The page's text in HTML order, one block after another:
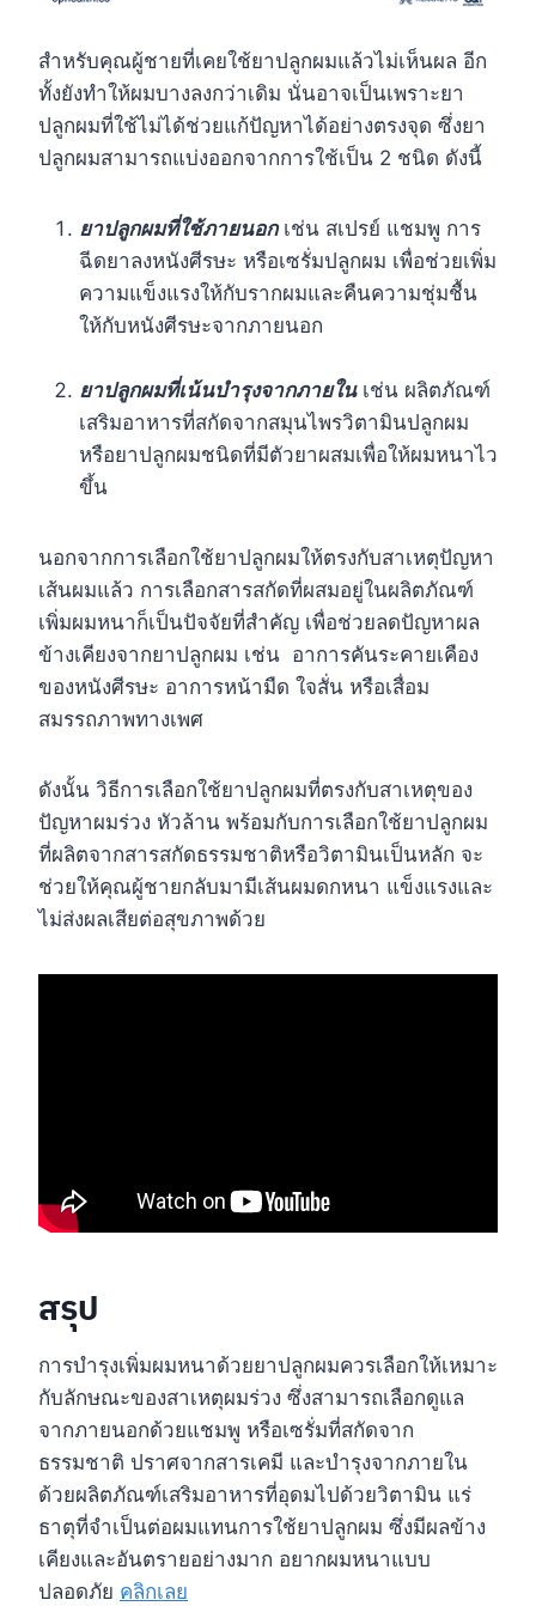
สำหรับคุณผู้ชายที่เคยใช้ยาปลูกผมแล้วไม่เห็นผล อีก
ทั้งยังทำให้ผมบางลงกว่าเดิม นั่นอาจเป็นเพราะยา
ปลูกผมที่ใช้ไม่ได้ช่วยแก้ปัญหาได้อย่างตรงจุด ซึ่งยา
ปลูกผมสามารถแบ่งออกจากการใช้เป็น 2 ชนิด ดังนี้
ยาปลูกผมที่ใช้ภายนอกเช่น สเปรย์ แชมพู การ
ฉีดยาลงหนังศีรษะ หรือเซรั่มปลูกผม เพื่อช่วยเพิ่ม
ความแข็งแรงให้กับรากผมและคืนความชุ่มชื้น
ให้กับหนังศีรษะจากภายนอก
ยาปลูกผมที่เน้นบำรุงจากภายในเช่น ผลิตภัณฑ์
เสริมอาหารที่สกัดจากสมุนไพรวิตามินปลูกผม
หรือยาปลูกผมชนิดที่มีตัวยาผสมเพื่อให้ผมหนาไว
ขึ้น
นอกจากการเลือกใช้ยาปลูกผมให้ตรงกับสาเหตุปัญหา
เส้นผมแล้ว การเลือกสารสกัดที่ผสมอยู่ในผลิตภัณฑ์
เพิ่มผมหนาก็เป็นปัจจัยที่สำคัญ เพื่อช่วยลดปัญหาผล
ข้างเคียงจากยาปลูกผม เช่น อาการคันระคายเคือง
ของหนังศีรษะ อาการหน้ามืด ใจสั่น หรือเสื่อม
สมรรถภาพทางเพศ
ดังนั้น วิธีการเลือกใช้ยาปลูกผมที่ตรงกับสาเหตุของ
ปัญหาผมร่วง หัวล้าน พร้อมกับการเลือกใช้ยาปลูกผม
ที่ผลิตจากสารสกัดธรรมชาติหรือวิตามินเป็นหลัก จะ
ช่วยให้คุณผู้ชายกลับมามีเส้นผมดกหนา แข็งแรงและ
ไม่ส่งผลเสียต่อสุขภาพด้วย
สรุป
การบำรุงเพิ่มผมหนาด้วยยาปลูกผมควรเลือกให้เหมาะ
กับลักษณะของสาเหตุผมร่วง ซึ่งสามารถเลือกดูแล
จากภายนอกด้วยแชมพู หรือเซรั่มที่สกัดจาก
ธรรมชาติ ปราศจากสารเคมี และบำรุงจากภายใน
ด้วยผลิตภัณฑ์เสริมอาหารที่อุดมไปด้วยวิตามิน แร่
ธาตุที่จำเป็นต่อผมแทนการใช้ยาปลูกผม ซึ่งมีผลข้าง
เคียงและอันตรายอย่างมาก อยากผมหนาแบบ
ปลอดภัย คลิกเลย